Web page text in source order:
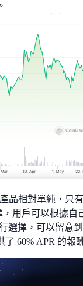
品相對單純，只有
，用戶可以根據自
選擇，可以留意
了 60% APR 的報